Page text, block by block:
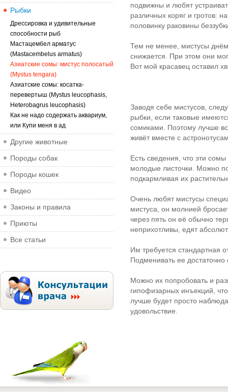
Рыбки
Дрессировка и удивительные
способности рыб
Мастацембел арматус
(Mastacembelus armatus)
Азиатские сомы: мистус полосатый
(Mystus tengara)
Азиатские сомы: косатка-
перевертыш (Mystus leucophasis,
Heterobagrus leucophasis)
Как не надо содержать аквариум,
или Купи меня в ад
Другие животные
Породы собак
Породы кошек
Видео
Законы и правила
Приюты
Все статьи
подвижны и любят
различных коряг и гротов:
половинку раковины
Тем не менее, мистусы днём
снижается. При этом они
Вот мой красавец оставил
Заводя себе мистусов,
рыбки, если таковые
сомиками. Поэтому лучше
живёт вместе с
Есть сведения, что эти
молодые листочки. Можно
подкармливая их
Очень любят мистусы
мистуса, он молнией
через пять он её обычно
неприхотливы, едят
Им требуется стандартная
Подменивать ее
Можно их попробовать и
гипофизарных инъекций,
лучше будет просто
удовольствие.